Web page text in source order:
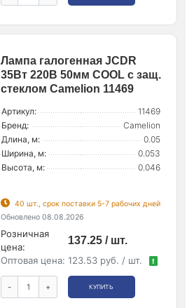
Лампа галогенная JCDR
35Вт 220В 50мм COOL с защ.
стеклом Camelion 11469
Артикул:
11469
Бренд:
Camelion
Длина, м:
0.05
Ширина, м:
0.053
Высота, м:
0.046
40 шт., срок поставки 5-7 рабочих дней
Обновлено 08.08.2026
Розничная
цена:
137.25 / шт.
Оптовая цена: 123.53 руб. / шт. !
- + КУПИТЬ